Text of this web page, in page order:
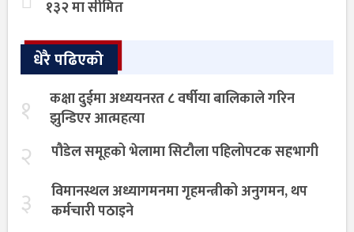
१३२ मा सीमित
धेरै पढिएको
१
कक्षा दुईमा अध्ययनरत ८ वर्षीया बालिकाले गरिन
झुन्डिएर आत्महत्या
२ पौडेल समूहको भेलामा सिटौला पहिलोपटक सहभागी
३
विमानस्थल अध्यागमनमा गृहमन्त्रीको अनुगमन, थप
कर्मचारी पठाइने